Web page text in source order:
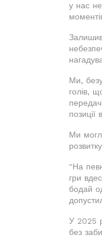
у нас
Ми,
голів,
позиції
Ми
"На
гри
бодай
У 2025
без